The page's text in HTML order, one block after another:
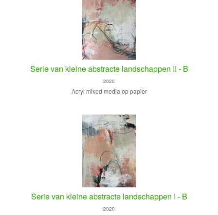
Serie van kleine abstracte landschappen II - B
2020
Acryl mixed media op papier
Serie van kleine abstracte landschappen I - B
2020